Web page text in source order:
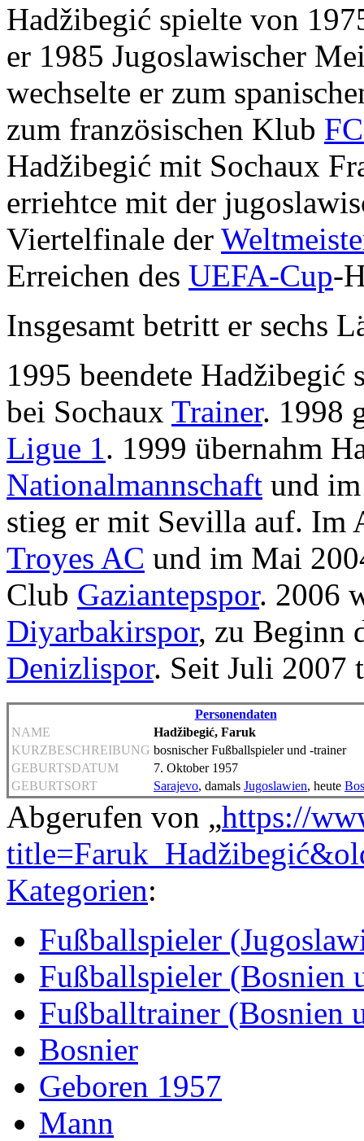
Hadžibegić spielte von
er 1985 Jugoslawischer
wechselte er zum
zum französischen Klub
Hadžibegić mit Sochaux
erriehtce mit der
Viertelfinale der
Erreichen des UEFA-Cup-
Insgesamt betritt er sechs
1995 beendete
bei Sochaux Trainer. 1998
Ligue 1. 1999 übernahm
Nationalmannschaft und
stieg er mit Sevilla auf. Im
Troyes AC und im Mai
Club Gaziantepspor. 2006
Diyarbakirspor, zu Beginn
Denizlispor. Seit Juli 2007
Personendaten
NAME
Hadžibegić, Faruk
KURZBESCHREIBUNG bosnischer Fußballspieler und -trainer
GEBURTSDATUM
7. Oktober 1957
GEBURTSORT
Sarajevo, damals Jugoslawien, heute
Abgerufen von „https://
Kategorien:
Fußballspieler
Fußballspieler (Bosnien
Fußballtrainer (Bosnien
Bosnier
Geboren 1957
Mann